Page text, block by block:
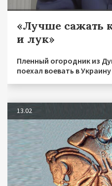
«Лучше сажать
и лук»
Пленный огородник из
поехал воевать в Украину
13.02